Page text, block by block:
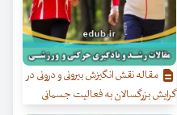
مقاله نقش انگیزش بیرونی و درونی در
گرایش بزرگسالان به فعالیت جسمانی